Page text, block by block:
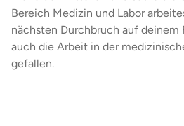
Bereich Medizin und Labor
nächsten Durchbruch auf deinem
auch die Arbeit in der
gefallen.